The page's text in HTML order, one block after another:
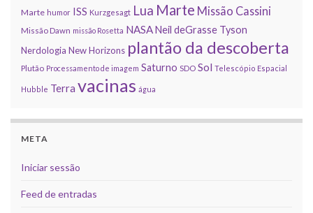
Marte humor ISS Kurzgesagt Lua Marte Missão Cassini
Missão Dawn missão Rosetta NASANeil deGrasse Tyson
Nerdologia New Horizons plantão da descoberta
Plutão Processamento de imagem Saturno SDO Sol Telescópio Espacial
Hubble Terra vacinas água
META
Iniciar sessão
Feed de entradas